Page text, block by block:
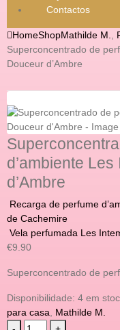
Contactos
HomeShopMathilde M.
Superconcentrado de
Douceur d’Ambre
d’ambiente
d’Ambre
Recarga de perfume
de Cachemire
Vela perfumada Les
€9.90
Superconcentrado de
Disponibilidade: 4 em
para casa
Mathilde M.